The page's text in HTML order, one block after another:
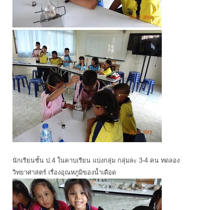
นักเรียนชั้น ป.4 ในคาบเรียน แบ่งกลุ่ม กลุ่มละ 3-4 คน ทดลอง
วิทยาศาสตร์ เรื่องอุณหภูมิของน้ำเดือด